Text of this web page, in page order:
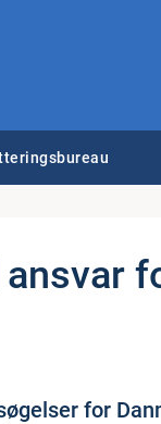
for